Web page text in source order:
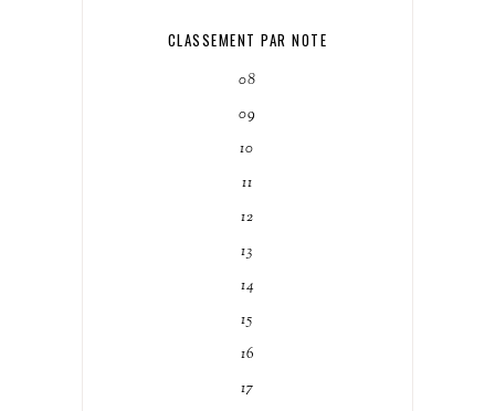
CLASSEMENT PAR NOTE
08
09
10
11
12
13
14
15
16
17